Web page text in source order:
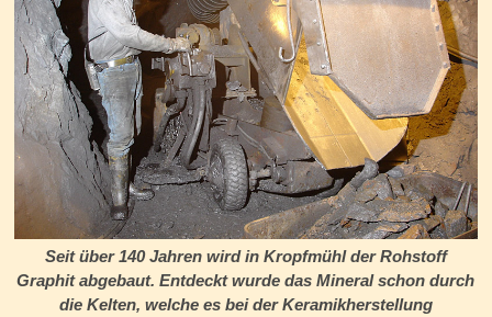
Seit über 140 Jahren wird in Kropfmühl der Rohstoff
Graphit abgebaut. Entdeckt wurde das Mineral schon durch
die Kelten, welche es bei der Keramikherstellung